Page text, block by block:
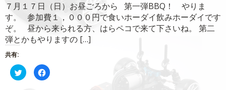
で
開
き
ま
す)
(新
し
い
ウ
ィ
ン
ド
き
ま
す)
７月１７日（日）お昼ごろから 第一弾BBQ！ やりま
す。 参加費１，０００円で食いホーダイ飲みホーダイです
ぞ。 昼から来られる方、はらペコで来て下さいね。 第二
弾とかもやりますの […]
共有:
ク
リ
Facebook
で